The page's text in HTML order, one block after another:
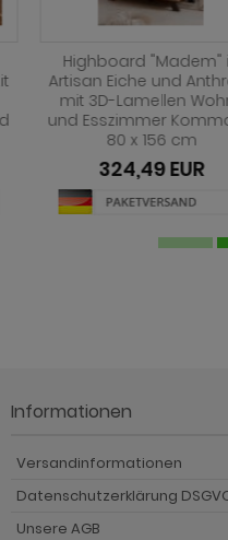
Highboard "Madem" in
Artisan Eiche und Anthrazit
mit 3D-Lamellen Wohn-
und Esszimmer Kommode
80 x 156 cm
324,49 EUR
Informationen
Versandinformationen
Datenschutzerklärung
Unsere AGB
Vestland
Ward